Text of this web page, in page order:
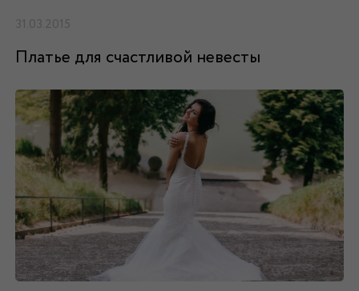
31.03.2015
Платье для счастливой невесты